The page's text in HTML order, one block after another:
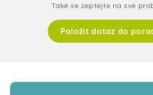
Také se zeptejte na své
Položit dotaz do